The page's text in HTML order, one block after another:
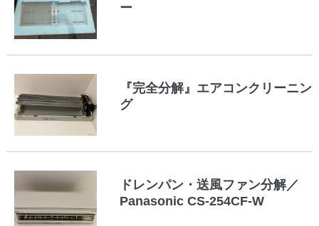
ー
『完全分解』エアコンクリーニン
グ
ドレンパン・送風ファン分解／
Panasonic CS-254CF-W